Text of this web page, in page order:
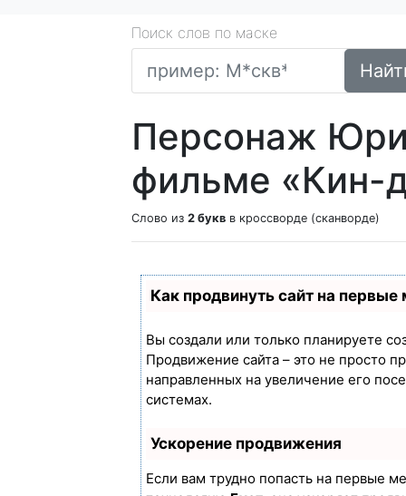
Поиск слов по маске
Персонаж
фильме «Кин-
Слово из 2 букв в кроссворде (сканворде)
Как продвинуть сайт на первые
Вы создали или только планируете
Продвижение сайта – это не просто
направленных на увеличение его
системах.
Ускорение продвижения
Если вам трудно попасть на первые